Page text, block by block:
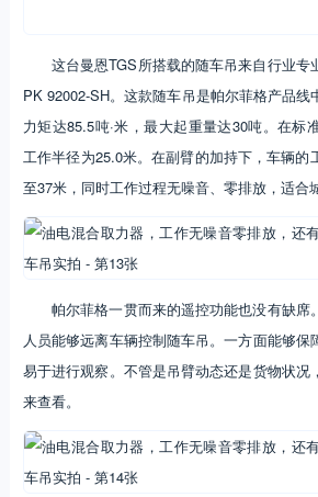
这台曼恩TGS所搭载的随车吊来自行业专
PK 92002-SH。这款随车吊是帕尔菲格产品
力矩达85.5吨·米，最大起重量达30吨。在标
工作半径为25.0米。在副臂的加持下，车辆的
至37米，同时工作过程无噪音、零排放，适合
帕尔菲格一贯而来的遥控功能也没有缺席
人员能够远离车辆控制随车吊。一方面能够保
易于进行观察。不管是吊臂动态还是货物状况
来查看。